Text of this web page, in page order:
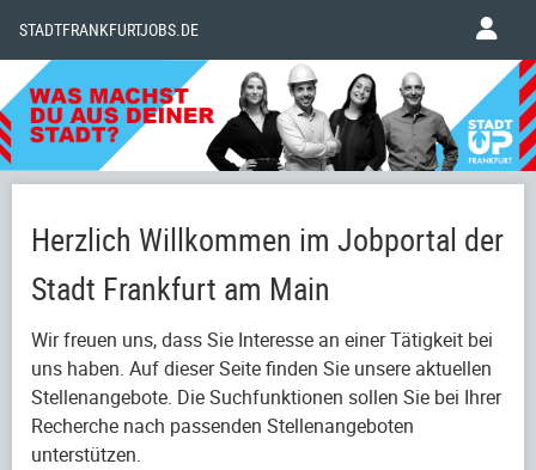
STADTFRANKFURTJOBS.DE
Herzlich Willkommen im Jobportal der
Stadt Frankfurt am Main
Wir freuen uns, dass Sie Interesse an einer Tätigkeit bei
uns haben. Auf dieser Seite finden Sie unsere aktuellen
Stellenangebote. Die Suchfunktionen sollen Sie bei Ihrer
Recherche nach passenden Stellenangeboten
unterstützen.